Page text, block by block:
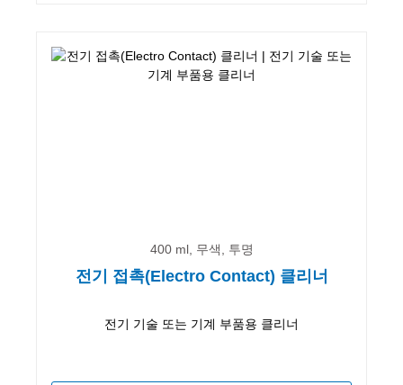
400 ml, 무색, 투명
전기 접촉(Electro Contact) 클리너
전기 기술 또는 기계 부품용 클리너